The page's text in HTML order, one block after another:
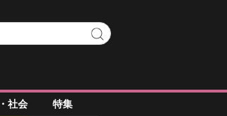
社会 特集